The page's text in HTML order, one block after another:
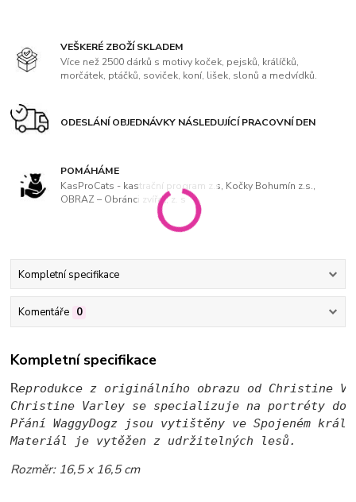
VEŠKERÉ ZBOŽÍ SKLADEM
Více než 2500 dárků s motivy koček, pejsků, králíčků,
morčátek, ptáčků, soviček, koní, lišek, slonů a medvídků.
ODESLÁNÍ OBJEDNÁVKY NÁSLEDUJÍCÍ PRACOVNÍ DEN
POMÁHÁME
KasProCats - kastrační program z.s, Kočky Bohumín z.s.,
OBRAZ – Obránci zvířat, z. s
Kompletní specifikace
Komentáře 0
Kompletní specifikace
Reprodukce z originálního obrazu od Christine
Christine Varley se specializuje na portréty
Přání WaggyDogz jsou vytištěny ve Spojeném
Materiál je vytěžen z udržitelných lesů.
Rozměr: 16,5 x 16,5 cm